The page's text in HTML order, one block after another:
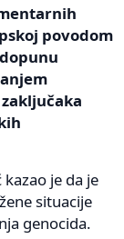
povodom
je da je
situacije
genocida.